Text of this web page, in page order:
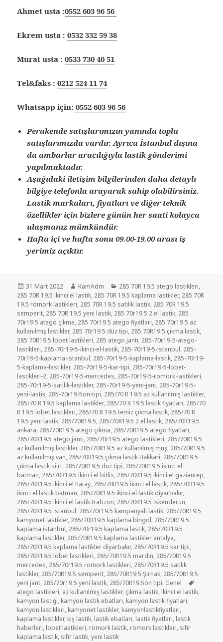
Ahmet usta :0552 603 96 56
Ekrem usta :0532 332 59 38
Murat usta :0533 730 40 51
Tel&faks :0212 524 11 74
Whatsapp için: 0552 603 96 56
Perakende satışlarımızın yanında toplu
satışlarımızda vardır. Ayrıca İstanbul dışına
da ambarlar aracılığıyla lastik gönderimi
yapılmaktadır.
Aşağıdaki iletişim bilgilerinden daha detaylı
bilgiye telefonla arayarak sahip olabilirsiniz.
Lastik markaları, fiyatları ve diğer teknik
özellikler için bizlere günün her saati kolayca
ulaşmanız mümkündür.
Hafta içi ve hafta sonu 09.00-19.00 arası iş
yerimiz açıktır.
Yayın
tarihi
31 Mart 2022 Yazar
KamAdm Kategoriler
285 70R 19.5 atego lastikleri,
285 70R 19.5 ikinci el lastik, 285 70R 19.5 kaplama lastikler, 285 70R
19.5 römork lastikleri, 285 70R 19.5 satılık lastik, 285 70R 19.5
semperit, 285 70R 19.5 yeni lastik, 285 70r19 5 2.el lastik, 285
70r19 5 atego çıkma, 285 70r19 5 atego fiyatları, 285 70r19 5 az
kullanılmış lastikler, 285 70r19 5 düz tipi, 285 70R19.5 çıkma lastik,
285 70R19.5 lobet lastikleri, 285 atego jantı, 285-70r19-5-atego-
lastikleri, 285-70r19-5-ikinci-el-lastik, 285-70r19-5-istanbul, 285-
70r19-5-kaplama-istanbul, 285-70r19-5-kaplama-lastik, 285-70r19-
5-kaplama-lastikler, 285-70r19-5-kar-tipi, 285-70r19-5-lobet-
lastikleri-2, 285-70r19-5-mercedes, 285-70r19-5-romork-lastikleri,
285-70r19-5-satilik-lastikler, 285-70r19-5-yeni-jant, 285-70r19-5-
yeni-lastik, 285-70r19-5on-tipi, 285/70 R 19.5 az kullanılmış lastikler,
285/70 R 19.5 kaplama lastikler, 285/70 R 19.5 lastik fiyatları, 285/70
R 19.5 lobet lastikleri, 285/70 R 19.5 temiz çıkma lastik, 285/70 R
19.5 yeni lastik, 285/70R19.5, 285/70R19.5 2 el lastik, 285/70R19.5
ankara, 285/70R19.5 atego çıkma, 285/70R19.5 atego fiyatları,
285/70R19.5 atego jantı, 285/70r19.5 atego lastikleri, 285/70R19.5
az kullanılmış lastikler, 285/70R19.5 az kullanılmış muş, 285/70R19.5
az kullanılmış van, 285/70R19.5 çıkma lastik Hakkari, 285/70R19.5
çıkma lastik siirt, 285/70R19.5 düz tipi, 285/70R19.5 ikinci el
batman, 285/70R19.5 ikinci el bitlis, 285/70R19.5 ikinci el gaziantep,
285/70R19.5 ikinci el hatay, 285/70R19.5 ikinci el lastik, 285/70R19.5
ikinci el lastik batman, 285/70R19.5 ikinci el lastik diyarbakır,
285/70R19.5 ikinci el lastik trabzon, 285/70R19.5 iskenderun,
285/70R19.5 istanbul, 285/70r19.5 kampanyalı lastik, 285/70R19.5
kamyonet lastikler, 285/70R19.5 kaplama bingöl, 285/70R19.5
kaplama istanbul, 285/70r19.5 kaplama lastik, 285/70R19.5
kaplama lastikler, 285/70R19.5 kaplama lastikler antalya,
285/70R19.5 kaplama lastikler diyarbakır, 285/70R19.5 kar tipi,
285/70R19.5 lobet lastikleri, 285/70R19.5 mardin, 285/70R19.5
mercedes, 285/70r19.5 römork lastikleri, 285/70R19.5 satılık
lastikler, 285/70R19.5 semperit, 285/70R19.5 Şırnak, 285/70R19.5
yeni jant, 285/70r19.5 yeni lastik, 285/70R19.5ön tipi, Genel
atego lastikleri, az kullanılmış lastikler, çıkma lastik, ikinci el lastik,
kamyon lastiği, kamyon lastik ebatları, kamyon lastik fiyatları,
kamyon lastikleri, kamyonet lastikler, kamyonlastikfiyatları,
kaplama lastikler, kış lastik, lastik ebatları, lastik fiyatları, lastik
haberleri, lobet lastikleri, römork lastik, römork lastikleri, sıfır
kaplama lastik, sıfır lastik,yeni lastik